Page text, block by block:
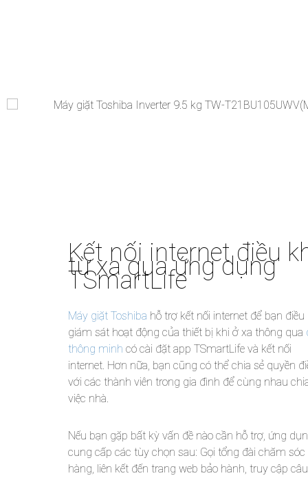
Kết nối internet điều
từ xa qua ứng dụng
TSmartLife
Máy giặt Toshiba hỗ trợ kết nối internet để bạn điều
giám sát hoạt động của thiết bị khi ở xa thông qua
thông minh có cài đặt app TSmartLife và kết nối
internet. Hơn nữa, bạn cũng có thể chia sẻ quyền
với các thành viên trong gia đình để cùng nhau
việc nhà.
Nếu bạn gặp bất kỳ vấn đề nào cần hỗ trợ, ứng
cung cấp các tùy chọn sau: Gọi tổng đài chăm
hàng, liên kết đến trang web bảo hành, truy cập